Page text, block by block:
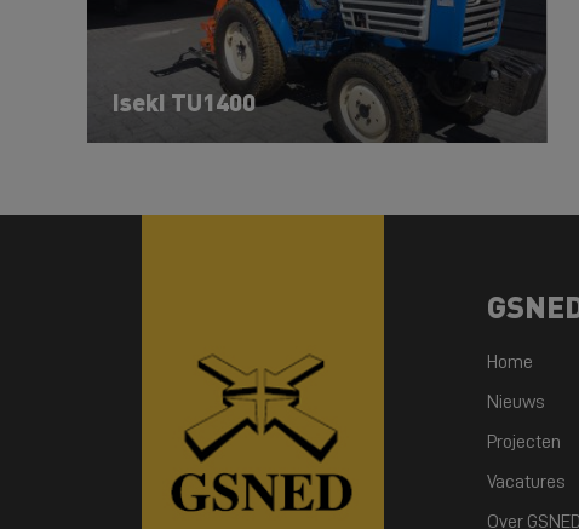
Iseki TU1400
Home
Nieuws
Projecten
Vacatures
Over GSNED